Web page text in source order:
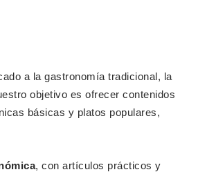
a la gastronomía tradicional, la
objetivo es ofrecer contenidos
básicas y platos populares,
, con artículos prácticos y